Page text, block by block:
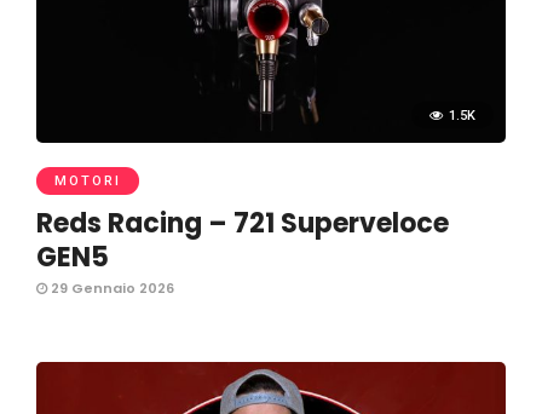
1.5K
MOTORI
Reds Racing – 721 Superveloce
GEN5
29 Gennaio 2026